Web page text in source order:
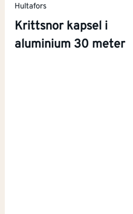
Hultafors
Krittsnor kapsel i
aluminium 30 meter